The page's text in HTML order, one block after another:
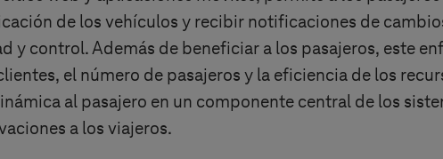
de los vehículos y recibir notificaciones de
y control. Además de beneficiar a los pasajeros, este
el número de pasajeros y la eficiencia de los
al pasajero en un componente central de los
a los viajeros.